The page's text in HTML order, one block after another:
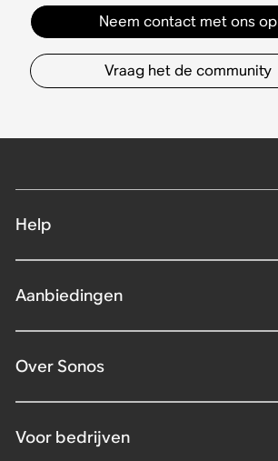
Neem contact met ons op
Vraag het de community
Help
Aanbiedingen
Over Sonos
Voor bedrijven